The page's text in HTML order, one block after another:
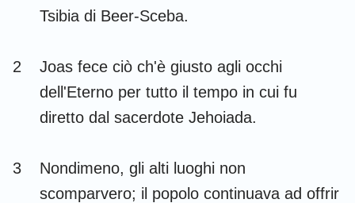
Ecclesiaste
Lamentazioni Ezechiele
Daniele Osea
Abdia Giona
Tsibia di Beer-Sceba.
2
Joas fece ciò ch'è giusto agli occhi
dell'Eterno per tutto il tempo in cui fu
diretto dal sacerdote Jehoiada.
3
Nondimeno, gli alti luoghi non
scomparvero; il popolo continuava ad offrir